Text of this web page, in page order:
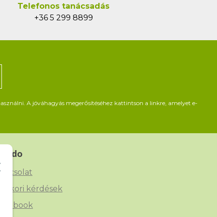
Telefonos tanácsadás
+36 5 299 8899
A jóváhagyás megerősítéséhez kattintson a linkre, amelyet e-
Beado
kérdések